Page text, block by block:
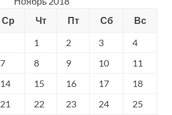
Ср Чт Пт Сб
Вс
1
2 3
4
7 8 9 10
11
14 15 16 17
18
21 22 23 24
25